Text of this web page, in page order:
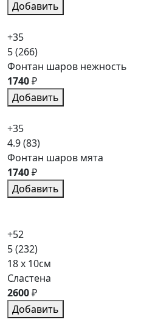
Добавить
+35
5(266)
Фонтан шаров нежность
1740₽
Добавить
+35
4.9(83)
Фонтан шаров мята
1740₽
Добавить
+52
5(232)
18 x 10см
Сластена
2600₽
Добавить